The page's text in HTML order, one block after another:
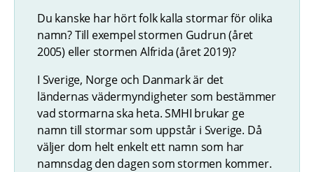
Du kanske har hört folk kalla stormar för olika
namn? Till exempel stormen Gudrun (året
2005) eller stormen Alfrida (året 2019)?
I Sverige, Norge och Danmark är det
ländernas vädermyndigheter som bestämmer
vad stormarna ska heta. SMHI brukar ge
namn till stormar som uppstår i Sverige. Då
väljer dom helt enkelt ett namn som har
namnsdag den dagen som stormen kommer.